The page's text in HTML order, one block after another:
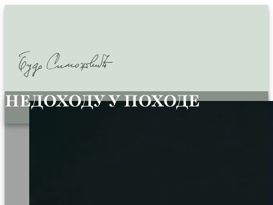
НЕДОХОДУ У ПОХОДЕ